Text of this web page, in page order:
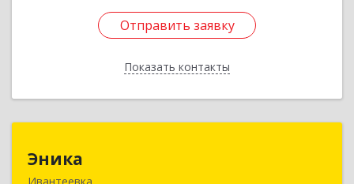
Отправить заявку
Показать контакты
Отправить заявку
Назад
Эника
Ивантеевка